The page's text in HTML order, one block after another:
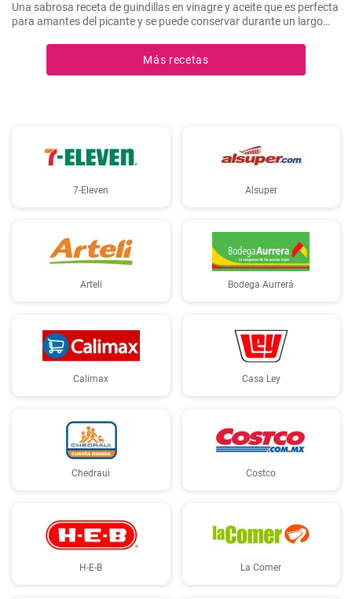
Una sabrosa receta de guindillas en vinagre y aceite que es perfecta
para amantes del picante y se puede conservar durante un largo
Más recetas
7-Eleven Alsuper
Arteli Bodega Aurrerá
Calimax Casa Ley
Chedraui Costco
H-E-B La Comer